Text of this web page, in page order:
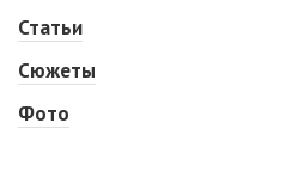
Статьи
Сюжеты
Фото